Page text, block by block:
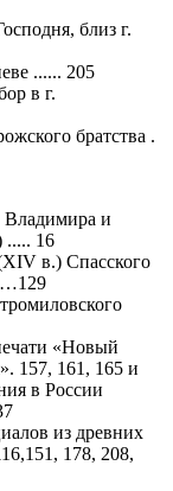
близ г.
...... 205
в г.
братства .
и
..... 16
в.) Спасского
«Новый
157, 161, 165 и
в России
из древних
178, 208,